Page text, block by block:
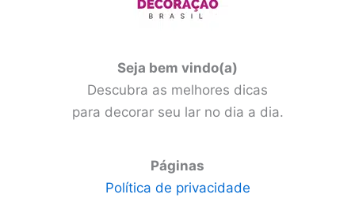
Seja bem vindo(a)
Descubra as melhores dicas
para decorar seu lar no dia a dia.
Páginas
Política de privacidade